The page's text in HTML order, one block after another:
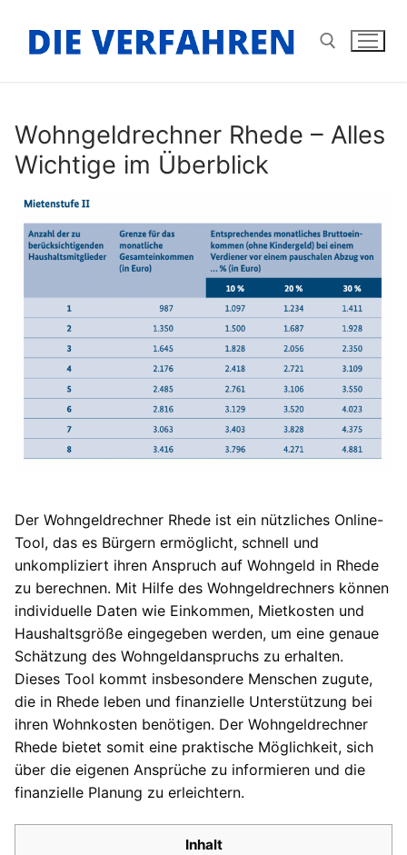
Inhalt
springen
Wohngeldrechner Rhede – Alles
Wichtige im Überblick
Der Wohngeldrechner Rhede ist ein nützliches Online-
Tool, das es Bürgern ermöglicht, schnell und
unkompliziert ihren Anspruch auf Wohngeld in Rhede
zu berechnen. Mit Hilfe des Wohngeldrechners können
individuelle Daten wie Einkommen, Mietkosten und
Haushaltsgröße eingegeben werden, um eine genaue
Schätzung des Wohngeldanspruchs zu erhalten.
Dieses Tool kommt insbesondere Menschen zugute,
die in Rhede leben und finanzielle Unterstützung bei
ihren Wohnkosten benötigen. Der Wohngeldrechner
Rhede bietet somit eine praktische Möglichkeit, sich
über die eigenen Ansprüche zu informieren und die
finanzielle Planung zu erleichtern.
Inhalt